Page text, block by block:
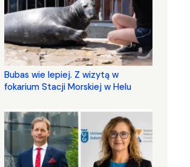
Bubas wie lepiej. Z wizytą w
fokarium Stacji Morskiej w Helu